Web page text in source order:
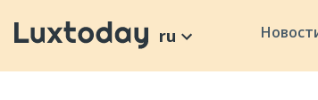
ru